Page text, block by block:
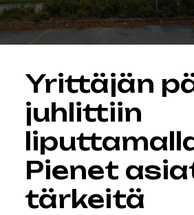
Yrittäjän
juhlittiin
Pienet
tärkeitä